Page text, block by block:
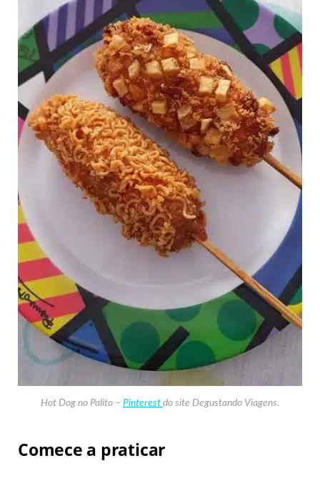
Hot Dog no Palito – Pinterest do site Degustando Viagens.
Comece a praticar